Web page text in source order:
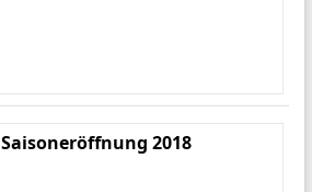
Saisoneröffnung 2018